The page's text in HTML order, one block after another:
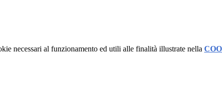
necessari al funzionamento ed utili alle finalità illustrate nella